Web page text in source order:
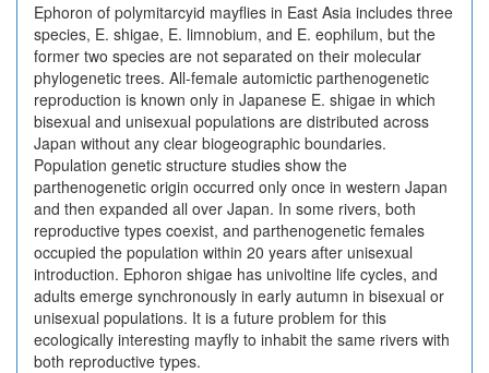
Ephoron of polymitarcyid mayflies in East Asia includes three
species, E. shigae, E. limnobium, and E. eophilum, but the
former two species are not separated on their molecular
phylogenetic trees. All-female automictic parthenogenetic
reproduction is known only in Japanese E. shigae in which
bisexual and unisexual populations are distributed across
Japan without any clear biogeographic boundaries.
Population genetic structure studies show the
parthenogenetic origin occurred only once in western Japan
and then expanded all over Japan. In some rivers, both
reproductive types coexist, and parthenogenetic females
occupied the population within 20 years after unisexual
introduction. Ephoron shigae has univoltine life cycles, and
adults emerge synchronously in early autumn in bisexual or
unisexual populations. It is a future problem for this
ecologically interesting mayfly to inhabit the same rivers with
both reproductive types.